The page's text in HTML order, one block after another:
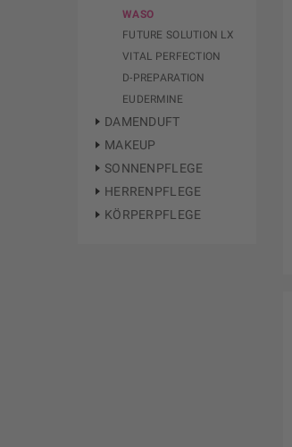
WASO
FUTURE SOLUTION LX
VITAL PERFECTION
D-PREPARATION
EUDERMINE
DAMENDUFT
MAKEUP
SONNENPFLEGE
HERRENPFLEGE
KÖRPERPFLEGE